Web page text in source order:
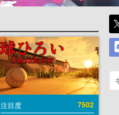
注目度 7502